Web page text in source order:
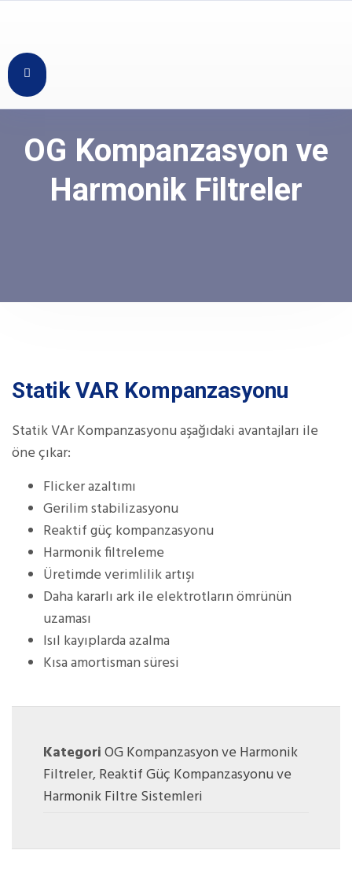
OG Kompanzasyon ve
Harmonik Filtreler
Statik VAR Kompanzasyonu
Statik VAr Kompanzasyonu aşağıdaki avantajları ile
öne çıkar:
Flicker azaltımı
Gerilim stabilizasyonu
Reaktif güç kompanzasyonu
Harmonik filtreleme
Üretimde verimlilik artışı
Daha kararlı ark ile elektrotların ömrünün
uzaması
Isıl kayıplarda azalma
Kısa amortisman süresi
KategoriOG Kompanzasyon ve Harmonik
Filtreler,Reaktif Güç Kompanzasyonu ve
Harmonik Filtre Sistemleri